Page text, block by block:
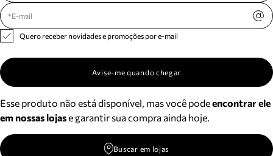
Quero receber novidades e promoções por e-mail
Avise-me quando chegar
Esse produto não está disponível, mas você podeencontrar ele
em nossas lojase garantir sua compra ainda hoje.
Buscar em lojas